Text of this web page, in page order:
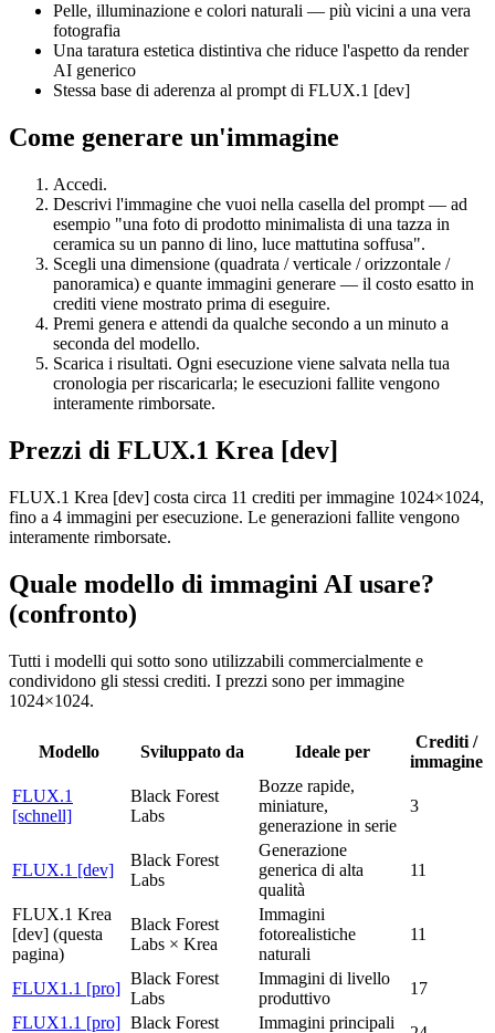
Pelle, illuminazione e colori naturali — più vicini a una vera
fotografia
Una taratura estetica distintiva che riduce l'aspetto da render
AI generico
Stessa base di aderenza al prompt di FLUX.1 [dev]
Come generare un'immagine
Accedi.
Descrivi l'immagine che vuoi nella casella del prompt — ad
esempio "una foto di prodotto minimalista di una tazza in
ceramica su un panno di lino, luce mattutina soffusa".
Scegli una dimensione (quadrata / verticale / orizzontale /
panoramica) e quante immagini generare — il costo esatto in
crediti viene mostrato prima di eseguire.
Premi genera e attendi da qualche secondo a un minuto a
seconda del modello.
Scarica i risultati. Ogni esecuzione viene salvata nella tua
cronologia per riscaricarla; le esecuzioni fallite vengono
interamente rimborsate.
Prezzi di FLUX.1 Krea [dev]
FLUX.1 Krea [dev] costa circa 11 crediti per immagine 1024×1024,
fino a 4 immagini per esecuzione. Le generazioni fallite vengono
interamente rimborsate.
Quale modello di immagini AI usare?
(confronto)
Tutti i modelli qui sotto sono utilizzabili commercialmente e
condividono gli stessi crediti. I prezzi sono per immagine
1024×1024.
Modello Sviluppato da Ideale per
Crediti /
immagine
FLUX.1
[schnell]
Black Forest
Labs
Bozze rapide,
miniature,
generazione in serie
3
FLUX.1 [dev]
Black Forest
Labs
Generazione
generica di alta
qualità
11
FLUX.1 Krea
[dev] (questa
pagina)
Black Forest
Labs × Krea
Immagini
fotorealistiche
naturali
11
FLUX1.1 [pro]
Black Forest
Labs
Immagini di livello
produttivo
17
FLUX1.1 [pro] Black Forest
Immagini principali